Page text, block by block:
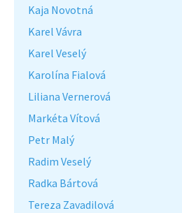
Kaja Novotná
Karel Vávra
Karel Veselý
Karolína Fialová
Liliana Vernerová
Markéta Vítová
Petr Malý
Radim Veselý
Radka Bártová
Tereza Zavadilová